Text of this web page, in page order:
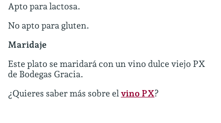
Apto para lactosa.
No apto para gluten.
Maridaje
Este plato se maridará con un vino dulce viejo PX
de Bodegas Gracia.
¿Quieres saber más sobre el vino PX?